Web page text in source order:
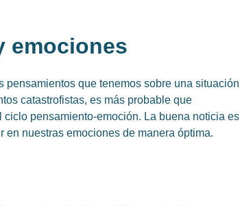
emociones
pensamientos que tenemos sobre una situación
catastrofistas, es más probable que
pensamiento-emoción. La buena noticia es
nuestras emociones de manera óptima.